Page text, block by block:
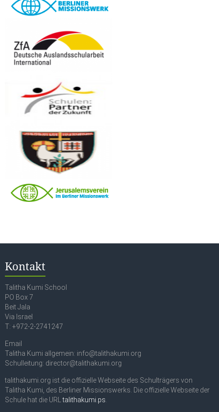
Kontakt
Talitha Kumi School
PO Box 7
Beit Jala
Via Israel
T: +972-2-2741247
Email
Talitha Kumi allgemein: info@talithakumi.org
Schulleitung: director@talithakumi.org
talithakumi.org ist die offizielle Webseite des Schulträgers von
Talitha Kumi, des Berliner Missionswerks. Die offizielle Webseite der
Schule hat die URLtalithakumi.ps